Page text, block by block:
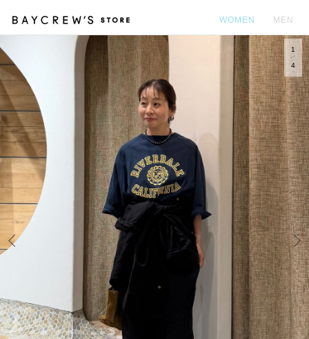
WOMEN MEN
1
4